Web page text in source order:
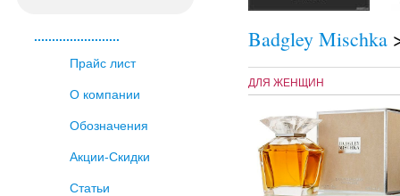
........................
Прайс лист
О компании
Обозначения
Акции-Скидки
Статьи
Badgley Mischka
ДЛЯ ЖЕНЩИН